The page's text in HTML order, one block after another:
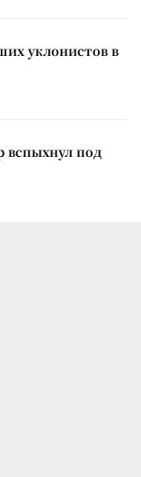
уклонистов в
под